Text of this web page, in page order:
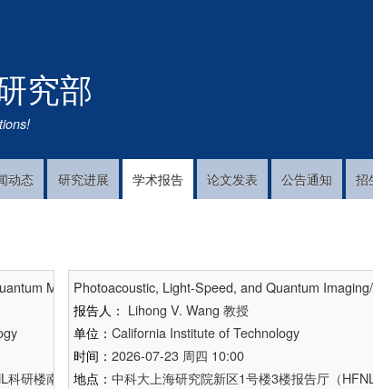
究部
动态 研究进展 学术报告 论文发表 公告通知 招
Materials system
研楼南楼A712、科大物质楼B1102、济南量子院量子科学大厦
Photoacoustic, Light-Speed, and Quantum
报告人： Lihong V. Wang 教授
单位： California Institute of Technology
时间： 2026-07-23 周四 10:00
地点： 中科大上海研究院新区1号楼3楼报告厅（